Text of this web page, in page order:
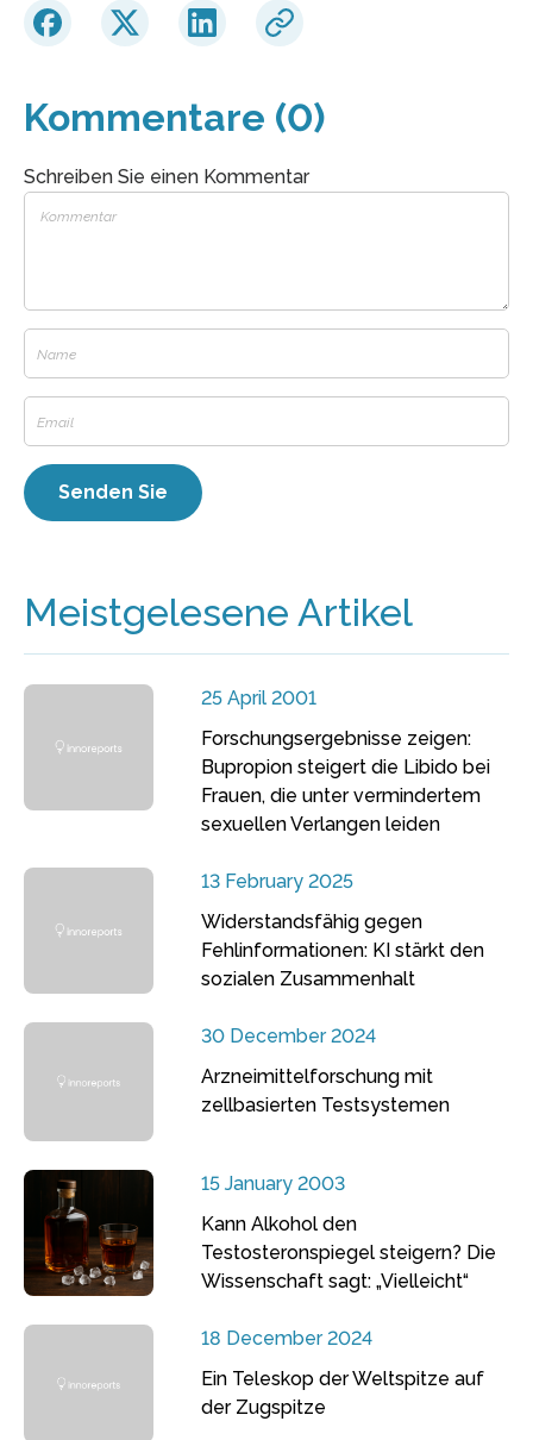
Kommentare (0)
Schreiben Sie einen Kommentar
Meistgelesene Artikel
25 April 2001
Forschungsergebnisse zeigen:
Bupropion steigert die Libido bei
Frauen, die unter vermindertem
sexuellen Verlangen leiden
13 February 2025
Widerstandsfähig gegen
Fehlinformationen: KI stärkt den
sozialen Zusammenhalt
30 December 2024
Arzneimittelforschung mit
zellbasierten Testsystemen
15 January 2003
Kann Alkohol den
Testosteronspiegel steigern? Die
Wissenschaft sagt: „Vielleicht“
18 December 2024
Ein Teleskop der Weltspitze auf
der Zugspitze